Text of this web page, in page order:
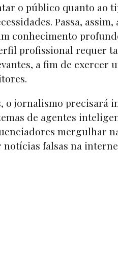
o público quanto ao
Passa,
conhecimento
profissional requer
a fim de exercer
o jornalismo precisará
de agentes
mergulhar
falsas na